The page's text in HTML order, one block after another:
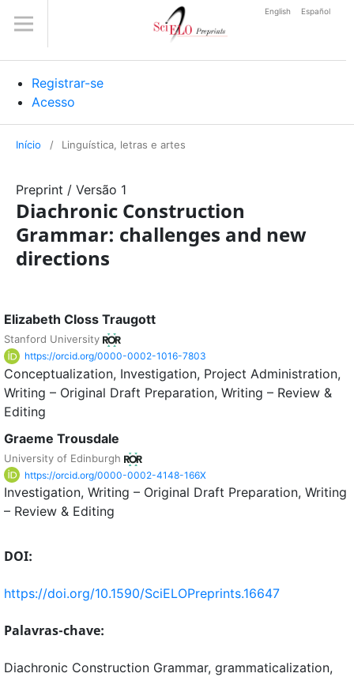
Registrar-se
Acesso
English Español
Início / Linguística, letras e artes
Preprint / Versão 1
Diachronic Construction
Grammar: challenges and new
directions
Elizabeth Closs Traugott
Stanford University
https://orcid.org/0000-0002-1016-7803
Conceptualization Investigation Project Administration
Writing – Original Draft Preparation Writing – Review &
Editing
Graeme Trousdale
University of Edinburgh
https://orcid.org/0000-0002-4148-166X
Investigation Writing – Original Draft Preparation Writing
– Review & Editing
DOI:
https://doi.org/10.1590/SciELOPreprints.16647
Palavras-chave:
Diachronic Construction Grammar, grammaticalization,